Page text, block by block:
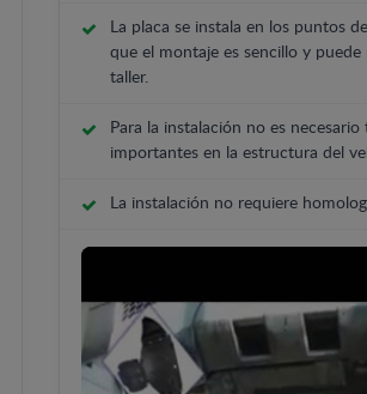
La placa se instala en los puntos
que el montaje es sencillo y
taller.
Para la instalación no es
importantes en la estructura del
La instalación no requiere